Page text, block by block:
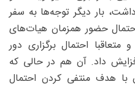
بار دیگر توجه‌ها به سفر
حضور همزمان هیات‌های
متعاقبا احتمال برگزاری دور
داد. آن هم در حالی که
با هدف منتفی کردن احتمال